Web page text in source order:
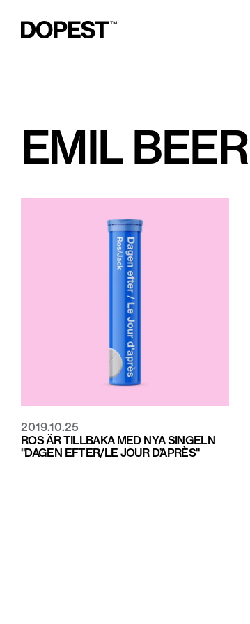
EMIL BEER
2019.10.25
ROS ÄR TILLBAKA MED NYA SINGELN
"DAGEN EFTER/LE JOUR D’APRÈS"